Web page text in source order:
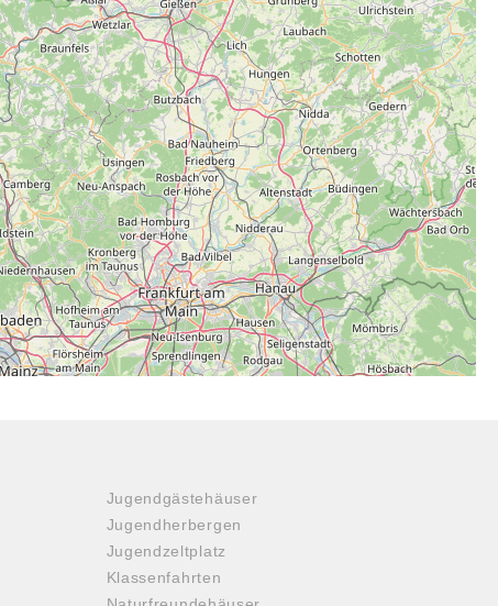
Jugendgästehäuser
Jugendherbergen
Jugendzeltplatz
Klassenfahrten